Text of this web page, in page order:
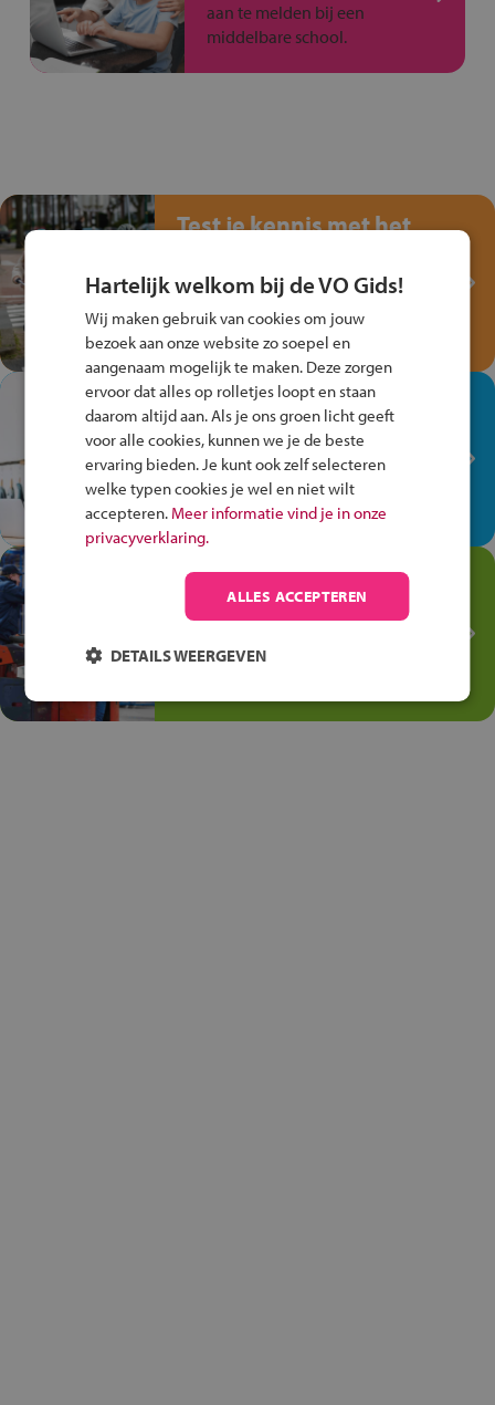
aan te melden bij een
middelbare school.
Test je kennis met het
Verkeersspel!
Speel het Fiets Veilig Verkeersspel
en win een Cortina-fiets!
In de winkel ben je op je
plek!
Ontdek via het vmbo jouw talent
op de winkelvloer, waar elke dag
anders is!
Jouw talent in de
Transport en Logistiek
logistiek: daar kun je mee
Hartelijk welkom bij de VO Gids!
Wij maken gebruik van cookies om jouw
bezoek aan onze website zo soepel en
aangenaam mogelijk te maken. Deze zorgen
ervoor dat alles op rolletjes loopt en staan
daarom altijd aan. Als je ons groen licht geeft
voor alle cookies, kunnen we je de beste
ervaring bieden. Je kunt ook zelf selecteren
welke typen cookies je wel en niet wilt
accepteren. Meer informatie vind je in onze
privacyverklaring.
ALLES ACCEPTEREN
DETAILS WEERGEVEN